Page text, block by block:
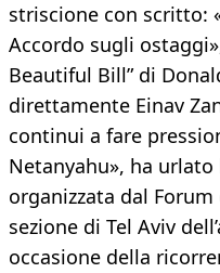
striscione con scritto:
Accordo sugli
Beautiful Bill” di
direttamente Einav
continui a fare
Netanyahu», ha
organizzata dal
sezione di Tel Aviv
occasione della